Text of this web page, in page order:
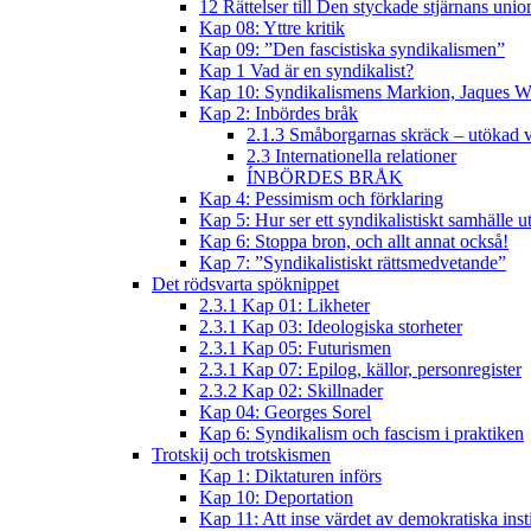
12 Rättelser till Den styckade stjärnans
Kap 08: Yttre kritik
Kap 09: ”Den fascistiska syndikalismen”
Kap 1 Vad är en syndikalist?
Kap 10: Syndikalismens Markion, Jaques
Kap 2: Inbördes bråk
2.1.3 Småborgarnas skräck – utökad
2.3 Internationella relationer
ÍNBÖRDES BRÅK
Kap 4: Pessimism och förklaring
Kap 5: Hur ser ett syndikalistiskt samhälle
Kap 6: Stoppa bron, och allt annat också!
Kap 7: ”Syndikalistiskt rättsmedvetande”
Det rödsvarta spöknippet
2.3.1 Kap 01: Likheter
2.3.1 Kap 03: Ideologiska storheter
2.3.1 Kap 05: Futurismen
2.3.1 Kap 07: Epilog, källor, personregister
2.3.2 Kap 02: Skillnader
Kap 04: Georges Sorel
Kap 6: Syndikalism och fascism i praktiken
Trotskij och trotskismen
Kap 1: Diktaturen införs
Kap 10: Deportation
Kap 11: Att inse värdet av demokratiska